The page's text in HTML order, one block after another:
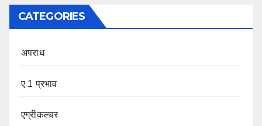
CATEGORIES
अपराध
ए 1 प्रभाव
एग्रीकल्चर